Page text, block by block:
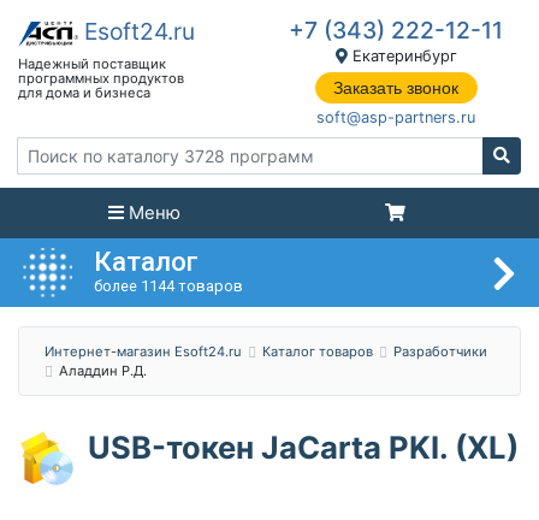
+7 (343) 222-12-11
Екатеринбург
Заказать звонок
soft@asp-partners.ru
Меню
Каталог
более 1144 товаров
Интернет-магазин Esoft24.ru Каталог товаров
Разработчики
Аладдин Р.Д.
USB-токен JaCarta PKI. (XL)